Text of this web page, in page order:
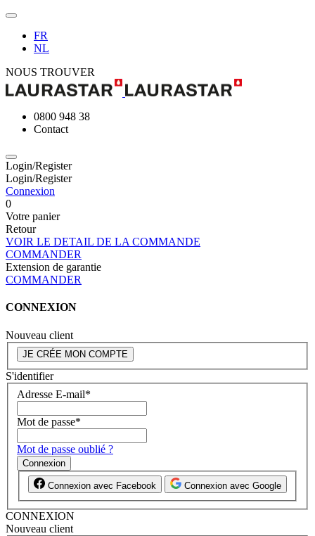
FR
NL
NOUS TROUVER
0800 948 38
Contact
Login/Register
Login/Register
Connexion
0
Votre panier
Retour
VOIR LE DETAIL DE LA COMMANDE
COMMANDER
Extension de garantie
COMMANDER
CONNEXION
Nouveau client
JE CRÉE MON COMPTE
S'identifier
Adresse E-mail*
Mot de passe*
Mot de passe oublié ?
Connexion
Connexion avec Facebook Connexion avec Google
CONNEXION
Nouveau client